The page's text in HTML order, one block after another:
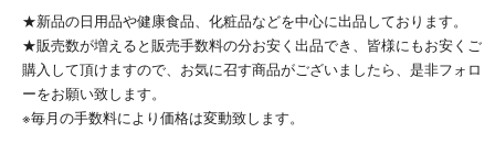
★新品の日用品や健康食品、化粧品などを中心に出品しております。
★販売数が増えると販売手数料の分お安く出品でき、皆様にもお安くご
購入して頂けますので、お気に召す商品がございましたら、是非フォロ
ーをお願い致します。
※毎月の手数料により価格は変動致します。